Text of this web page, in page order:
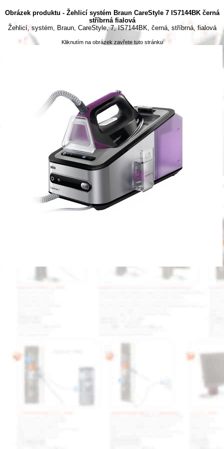
Obrázek produktu - Žehlicí systém Braun CareStyle 7 IS7144BK černá
stříbrná fialová
Žehlicí, systém, Braun, CareStyle, 7, IS7144BK, černá, stříbrná, fialová
Kliknutím na obrázek zavřete tuto stránku